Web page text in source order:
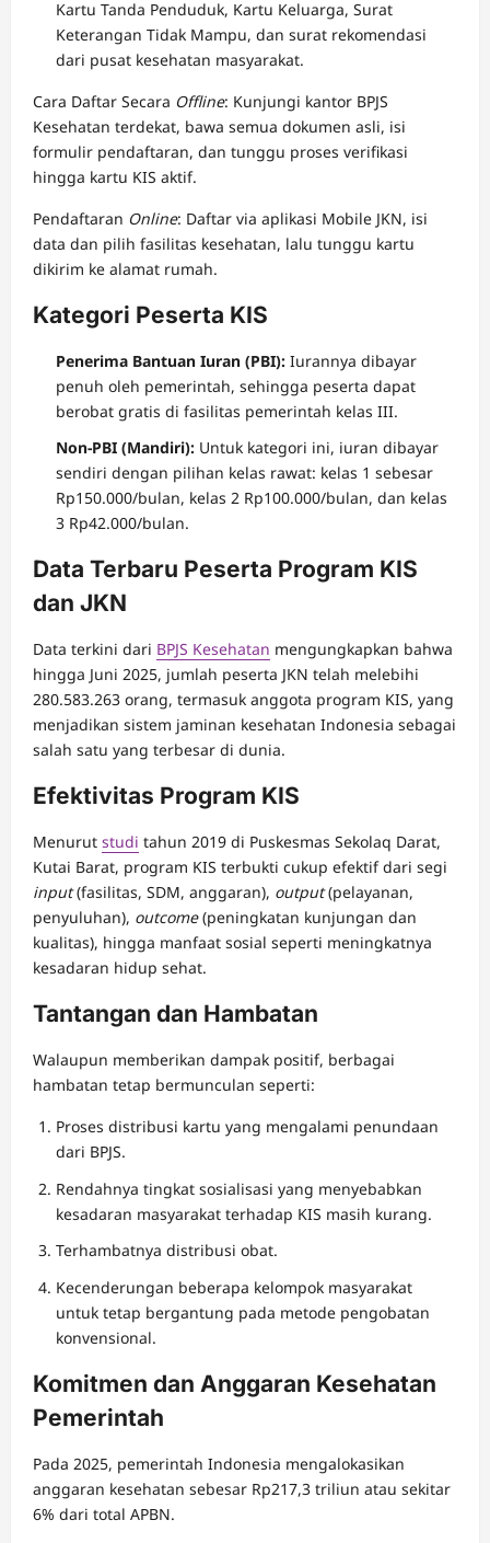
Kartu Tanda Penduduk, Kartu Keluarga, Surat
Keterangan Tidak Mampu, dan surat rekomendasi
dari pusat kesehatan masyarakat.
Cara Daftar Secara Offline: Kunjungi kantor BPJS
Kesehatan terdekat, bawa semua dokumen asli, isi
formulir pendaftaran, dan tunggu proses verifikasi
hingga kartu KIS aktif.
Pendaftaran Online: Daftar via aplikasi Mobile JKN, isi
data dan pilih fasilitas kesehatan, lalu tunggu kartu
dikirim ke alamat rumah.
Kategori Peserta KIS
Penerima Bantuan Iuran (PBI): Iurannya dibayar
penuh oleh pemerintah, sehingga peserta dapat
berobat gratis di fasilitas pemerintah kelas III.
Non-PBI (Mandiri): Untuk kategori ini, iuran dibayar
sendiri dengan pilihan kelas rawat: kelas 1 sebesar
Rp150.000/bulan, kelas 2 Rp100.000/bulan, dan kelas
3 Rp42.000/bulan.
Data Terbaru Peserta Program KIS
dan JKN
Data terkini dari BPJS Kesehatan mengungkapkan bahwa
hingga Juni 2025, jumlah peserta JKN telah melebihi
280.583.263 orang, termasuk anggota program KIS, yang
menjadikan sistem jaminan kesehatan Indonesia sebagai
salah satu yang terbesar di dunia.
Efektivitas Program KIS
Menurut studi tahun 2019 di Puskesmas Sekolaq Darat,
Kutai Barat, program KIS terbukti cukup efektif dari segi
input(fasilitas, SDM, anggaran), output(pelayanan,
penyuluhan), outcome(peningkatan kunjungan dan
kualitas), hingga manfaat sosial seperti meningkatnya
kesadaran hidup sehat.
Tantangan dan Hambatan
Walaupun memberikan dampak positif, berbagai
hambatan tetap bermunculan seperti:
Proses distribusi kartu yang mengalami penundaan
dari BPJS.
Rendahnya tingkat sosialisasi yang menyebabkan
kesadaran masyarakat terhadap KIS masih kurang.
Terhambatnya distribusi obat.
Kecenderungan beberapa kelompok masyarakat
untuk tetap bergantung pada metode pengobatan
konvensional.
Komitmen dan Anggaran Kesehatan
Pemerintah
Pada 2025, pemerintah Indonesia mengalokasikan
anggaran kesehatan sebesar Rp217,3 triliun atau sekitar
6% dari total APBN.